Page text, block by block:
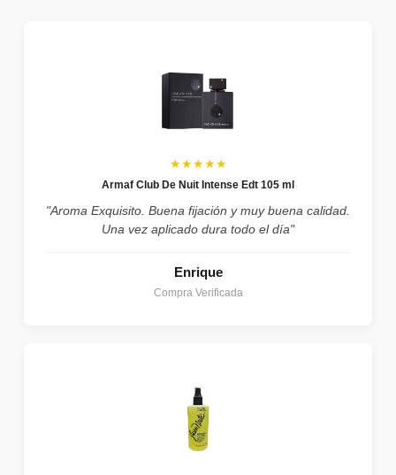
★★★★★
Armaf Club De Nuit Intense Edt 105 ml
"Aroma Exquisito. Buena fijación y muy buena calidad.
Una vez aplicado dura todo el día"
Enrique
Compra Verificada